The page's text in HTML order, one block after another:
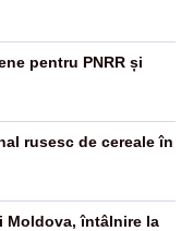
pentru PNRR și
rusesc de cereale în
Moldova, întâlnire la